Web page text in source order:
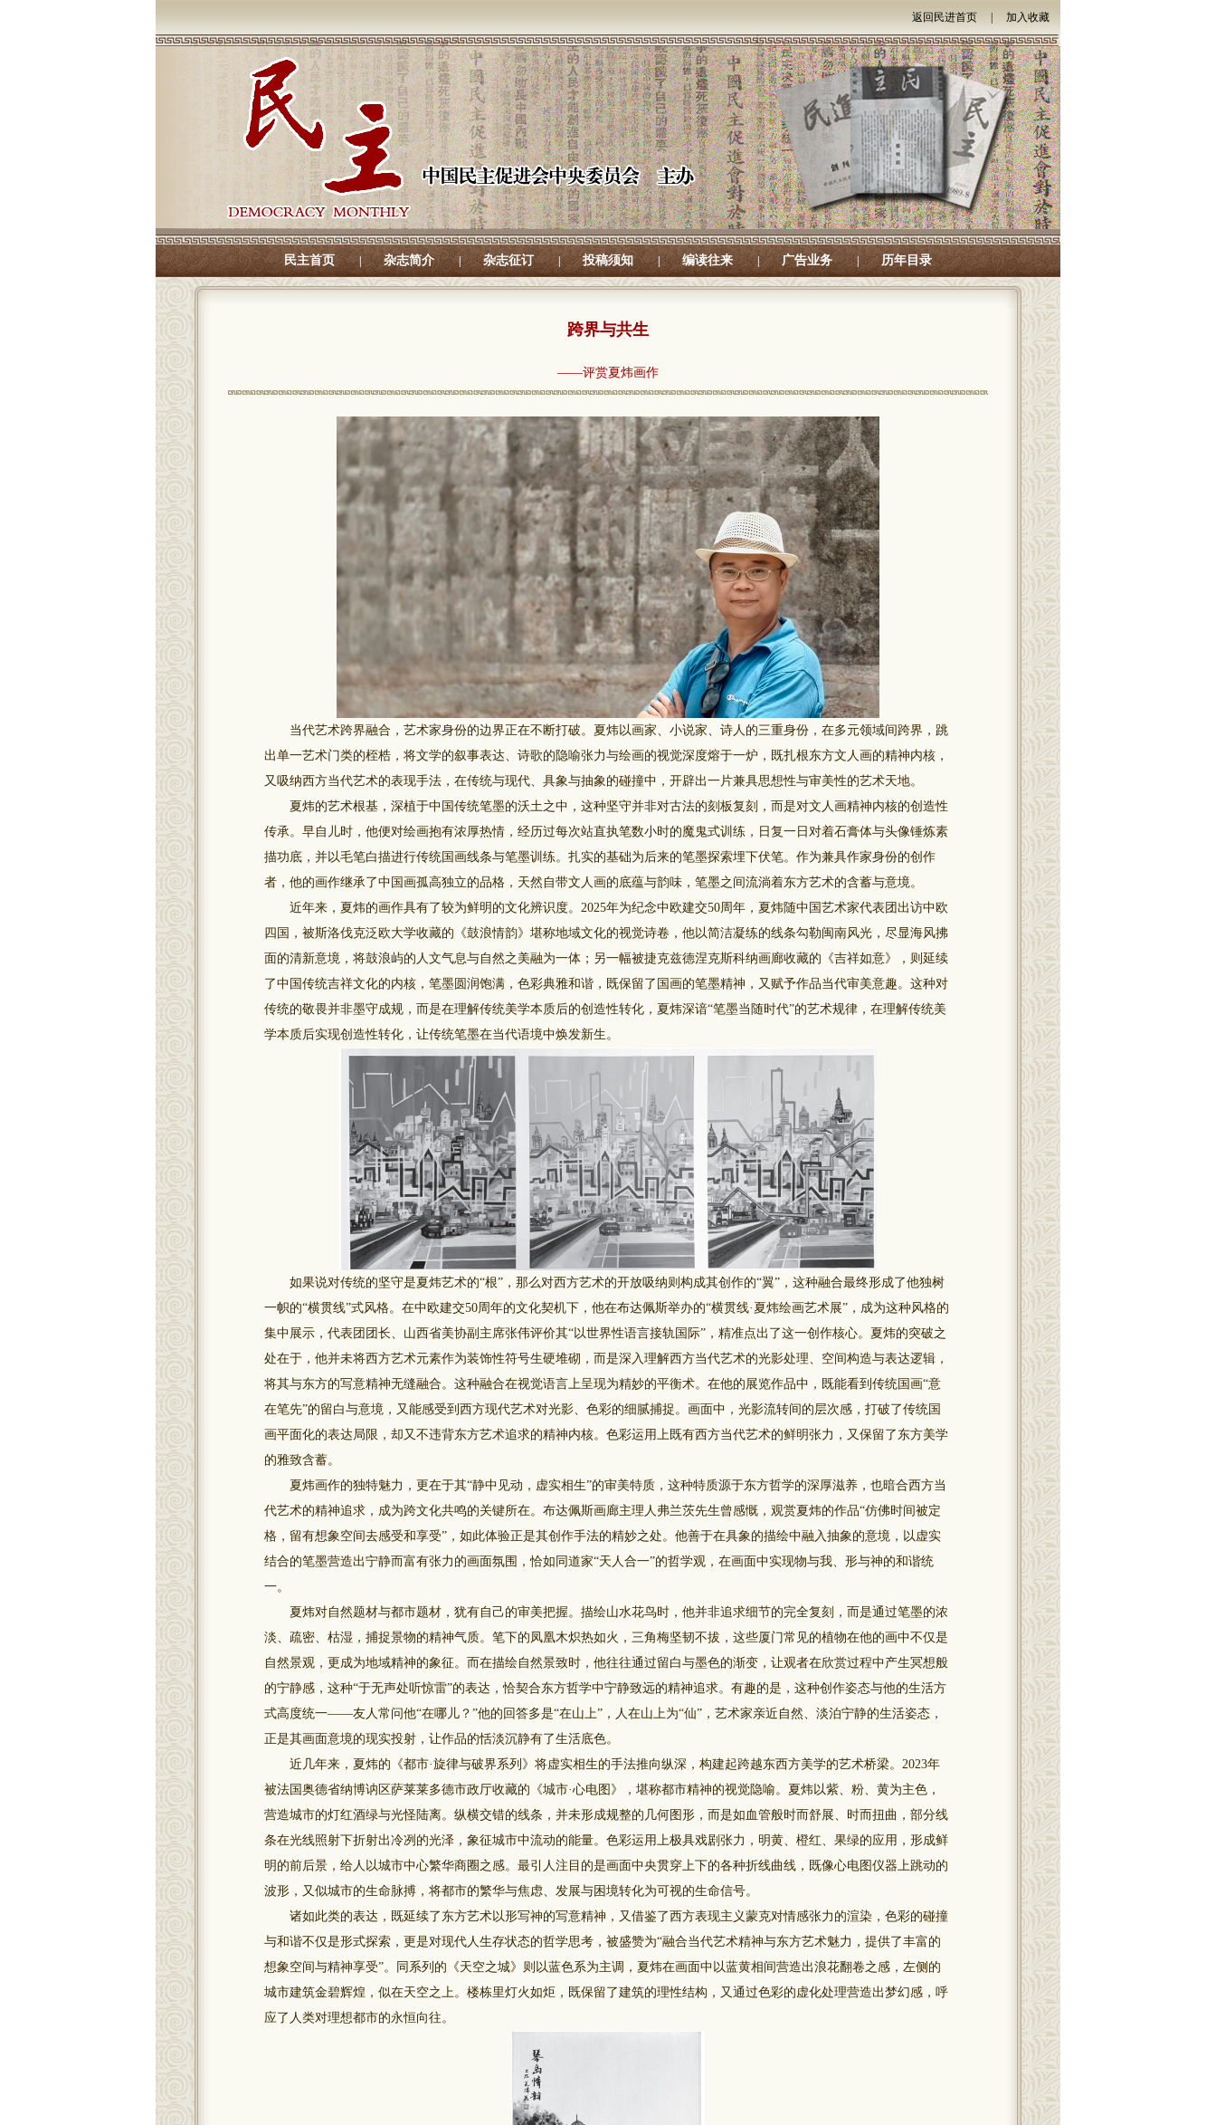
返回民进首页 加入收藏
民主首页 | 杂志简介 | 杂志征订 | 投稿须知 | 编读往来 广告业务 | 历年目录
跨界与共生
——评赏夏炜画作
当代艺术跨界融合，艺术家身份的边界正在不断打破。夏炜以画家、小说家、诗人的三重身份，在多元领域间跨界，跳
出单一艺术门类的桎梏，将文学的叙事表达、诗歌的隐喻张力与绘画的视觉深度熔于一炉，既扎根东方文人画的精神内核，
又吸纳西方当代艺术的表现手法，在传统与现代、具象与抽象的碰撞中，开辟出一片兼具思想性与审美性的艺术天地。
夏炜的艺术根基，深植于中国传统笔墨的沃土之中，这种坚守并非对古法的刻板复刻，而是对文人画精神内核的创造性
传承。早自儿时，他便对绘画抱有浓厚热情，经历过每次站直执笔数小时的魔鬼式训练，日复一日对着石膏体与头像锤炼素
描功底，并以毛笔白描进行传统国画线条与笔墨训练。扎实的基础为后来的笔墨探索埋下伏笔。作为兼具作家身份的创作
者，他的画作继承了中国画孤高独立的品格，天然自带文人画的底蕴与韵味，笔墨之间流淌着东方艺术的含蓄与意境。
近年来，夏炜的画作具有了较为鲜明的文化辨识度。2025年为纪念中欧建交50周年，夏炜随中国艺术家代表团出访中欧
四国，被斯洛伐克泛欧大学收藏的《鼓浪情韵》堪称地域文化的视觉诗卷，他以简洁凝练的线条勾勒闽南风光，尽显海风拂
面的清新意境，将鼓浪屿的人文气息与自然之美融为一体；另一幅被捷克兹德涅克斯科纳画廊收藏的《吉祥如意》，则延续
了中国传统吉祥文化的内核，笔墨圆润饱满，色彩典雅和谐，既保留了国画的笔墨精神，又赋予作品当代审美意趣。这种对
传统的敬畏并非墨守成规，而是在理解传统美学本质后的创造性转化，夏炜深谙“笔墨当随时代”的艺术规律，在理解传统美
学本质后实现创造性转化，让传统笔墨在当代语境中焕发新生。
如果说对传统的坚守是夏炜艺术的“根”，那么对西方艺术的开放吸纳则构成其创作的“翼”，这种融合最终形成了他独树
一帜的“横贯线”式风格。在中欧建交50周年的文化契机下，他在布达佩斯举办的“横贯线·夏炜绘画艺术展”，成为这种风格的
集中展示，代表团团长、山西省美协副主席张伟评价其“以世界性语言接轨国际”，精准点出了这一创作核心。夏炜的突破之
处在于，他并未将西方艺术元素作为装饰性符号生硬堆砌，而是深入理解西方当代艺术的光影处理、空间构造与表达逻辑，
将其与东方的写意精神无缝融合。这种融合在视觉语言上呈现为精妙的平衡术。在他的展览作品中，既能看到传统国画“意
在笔先”的留白与意境，又能感受到西方现代艺术对光影、色彩的细腻捕捉。画面中，光影流转间的层次感，打破了传统国
画平面化的表达局限，却又不违背东方艺术追求的精神内核。色彩运用上既有西方当代艺术的鲜明张力，又保留了东方美学
的雅致含蓄。
夏炜画作的独特魅力，更在于其“静中见动，虚实相生”的审美特质，这种特质源于东方哲学的深厚滋养，也暗合西方当
代艺术的精神追求，成为跨文化共鸣的关键所在。布达佩斯画廊主理人弗兰茨先生曾感慨，观赏夏炜的作品“仿佛时间被定
格，留有想象空间去感受和享受”，如此体验正是其创作手法的精妙之处。他善于在具象的描绘中融入抽象的意境，以虚实
结合的笔墨营造出宁静而富有张力的画面氛围，恰如同道家“天人合一”的哲学观，在画面中实现物与我、形与神的和谐统
一。
夏炜对自然题材与都市题材，犹有自己的审美把握。描绘山水花鸟时，他并非追求细节的完全复刻，而是通过笔墨的浓
淡、疏密、枯湿，捕捉景物的精神气质。笔下的凤凰木炽热如火，三角梅坚韧不拔，这些厦门常见的植物在他的画中不仅是
自然景观，更成为地域精神的象征。而在描绘自然景致时，他往往通过留白与墨色的渐变，让观者在欣赏过程中产生冥想般
的宁静感，这种“于无声处听惊雷”的表达，恰契合东方哲学中宁静致远的精神追求。有趣的是，这种创作姿态与他的生活方
式高度统一——友人常问他“在哪儿？”他的回答多是“在山上”，人在山上为“仙”，艺术家亲近自然、淡泊宁静的生活姿态，
正是其画面意境的现实投射，让作品的恬淡沉静有了生活底色。
近几年来，夏炜的《都市·旋律与破界系列》将虚实相生的手法推向纵深，构建起跨越东西方美学的艺术桥梁。2023年
被法国奥德省纳博讷区萨莱莱多德市政厅收藏的《城市·心电图》，堪称都市精神的视觉隐喻。夏炜以紫、粉、黄为主色，
营造城市的灯红酒绿与光怪陆离。纵横交错的线条，并未形成规整的几何图形，而是如血管般时而舒展、时而扭曲，部分线
条在光线照射下折射出冷冽的光泽，象征城市中流动的能量。色彩运用上极具戏剧张力，明黄、橙红、果绿的应用，形成鲜
明的前后景，给人以城市中心繁华商圈之感。最引人注目的是画面中央贯穿上下的各种折线曲线，既像心电图仪器上跳动的
波形，又似城市的生命脉搏，将都市的繁华与焦虑、发展与困境转化为可视的生命信号。
诸如此类的表达，既延续了东方艺术以形写神的写意精神，又借鉴了西方表现主义蒙克对情感张力的渲染，色彩的碰撞
与和谐不仅是形式探索，更是对现代人生存状态的哲学思考，被盛赞为“融合当代艺术精神与东方艺术魅力，提供了丰富的
想象空间与精神享受”。同系列的《天空之城》则以蓝色系为主调，夏炜在画面中以蓝黄相间营造出浪花翻卷之感，左侧的
城市建筑金碧辉煌，似在天空之上。楼栋里灯火如炬，既保留了建筑的理性结构，又通过色彩的虚化处理营造出梦幻感，呼
应了人类对理想都市的永恒向往。